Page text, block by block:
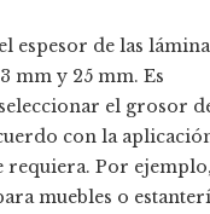
espesor de las
mm y 25 mm. Es
el grosor
con la
requiera. Por
muebles o